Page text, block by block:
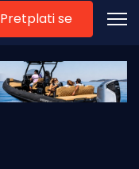
Pretplati se